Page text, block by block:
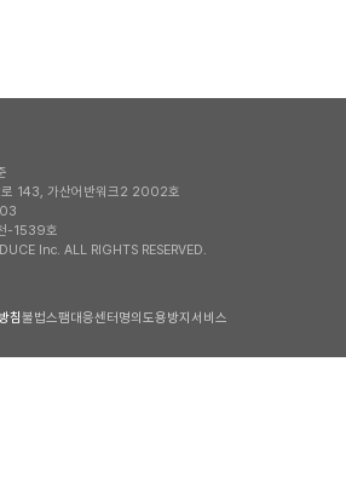
로 143, 가산어반워크2 2002호
-1539호
Inc. ALL RIGHTS RESERVED.
침불법스팸대응센터 명의도용방지서비스